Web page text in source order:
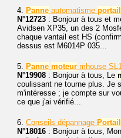
4. Panne automatisme portail
N°12723 : Bonjour à tous et
Avidsen XP35, un des 2
chaque vantail est HS
dessus est M6014P 035...
5. Panne moteur mhouse SL1
N°19908 : Bonjour à tous, Le
coulissant ne tourne plus. Je
m'intéresse ; je compte sur
ce que j'ai vérifié...
6. Conseils dépannage Portail
N°18016 : Bonjour à tous, Mon